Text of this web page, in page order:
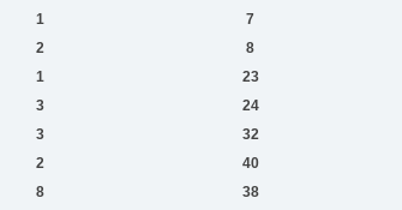
1 7
2 8
1 23
3 24
3 32
2 40
8 38